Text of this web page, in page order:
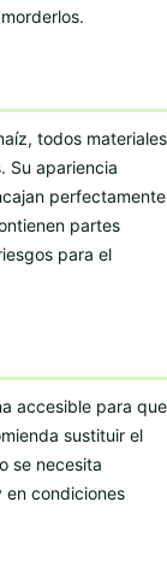
todos materiales
Su apariencia
perfectamente
partes
para el
accesible para que
sustituir el
se necesita
en condiciones